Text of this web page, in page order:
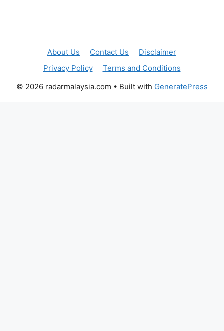
About Us Contact Us
Disclaimer
Privacy Policy
Terms and Conditions
© 2026 radarmalaysia.com • Built with GeneratePress